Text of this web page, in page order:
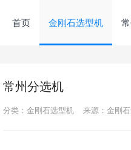
首页 金刚石选型机
常州分选机
分类：金刚石选型机 来源：金刚